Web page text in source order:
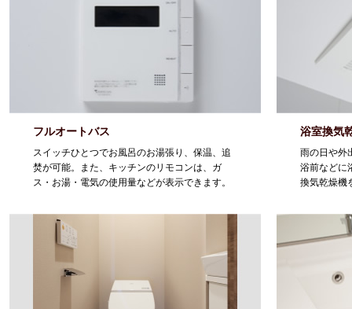
フルオートバス
スイッチひとつでお風呂のお湯張り、保温、追
焚が可能。また、キッチンのリモコンは、ガ
ス・お湯・電気の使用量などが表示できます。
浴室換気
雨の日や外
浴前などに
換気乾燥機